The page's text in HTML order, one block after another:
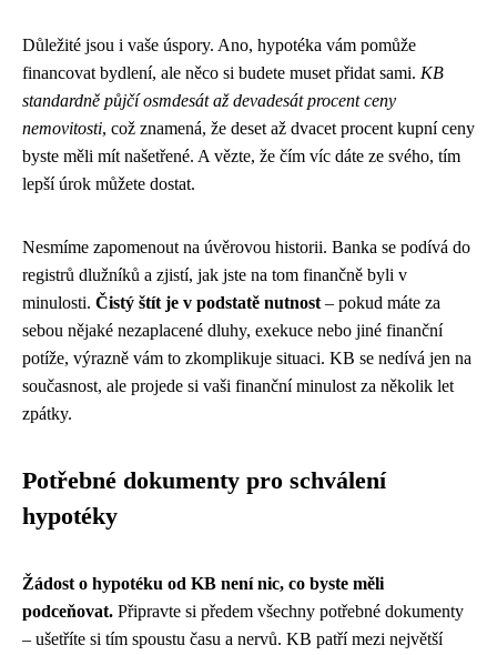
Důležité jsou i vaše úspory. Ano, hypotéka vám pomůže
financovat bydlení, ale něco si budete muset přidat sami. KB
standardně půjčí osmdesát až devadesát procent ceny
nemovitosti, což znamená, že deset až dvacet procent kupní ceny
byste měli mít našetřené. A vězte, že čím víc dáte ze svého, tím
lepší úrok můžete dostat.
Nesmíme zapomenout na úvěrovou historii. Banka se podívá do
registrů dlužníků a zjistí, jak jste na tom finančně byli v
minulosti. Čistý štít je v podstatě nutnost – pokud máte za
sebou nějaké nezaplacené dluhy, exekuce nebo jiné finanční
potíže, výrazně vám to zkomplikuje situaci. KB se nedívá jen na
současnost, ale projede si vaši finanční minulost za několik let
zpátky.
Potřebné dokumenty pro schválení
hypotéky
Žádost o hypotéku od KB není nic, co byste měli
podceňovat. Připravte si předem všechny potřebné dokumenty
– ušetříte si tím spoustu času a nervů. KB patří mezi největší